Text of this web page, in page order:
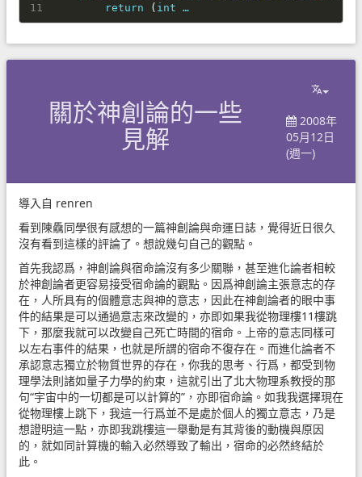
return
( int …
關於神創論的一些
見解
2008年
05月12日
(週一)
導入自 renren
看到陳驫同學很有感想的一篇神創論與命運日誌，覺得近日很久
沒有看到這樣的評論了。想說幾句自己的觀點。
首先我認爲，神創論與宿命論沒有多少關聯，甚至進化論者相較
於神創論者更容易接受宿命論的觀點。因爲神創論主張意志的存
在，人所具有的個體意志與神的意志，因此在神創論者的眼中事
件的結果是可以通過意志來改變的，亦即如果我從物理樓11樓跳
下，那麼我就可以改變自己死亡時間的宿命。上帝的意志同樣可
以左右事件的結果，也就是所謂的宿命不復存在。而進化論者不
承認意志獨立於物質世界的存在，你我的思考、行爲，都受到物
理學法則諸如量子力學的約束，這就引出了北大物理系教授的那
句“宇宙中的一切都是可以計算的”，亦即宿命論。如我我選擇現在
從物理樓上跳下，我這一行爲並不是處於個人的獨立意志，乃是
想證明這一點，亦即我跳樓這一舉動是有其背後的動機與原因
的，就如同計算機的輸入必然導致了輸出，宿命的必然終結於
此。